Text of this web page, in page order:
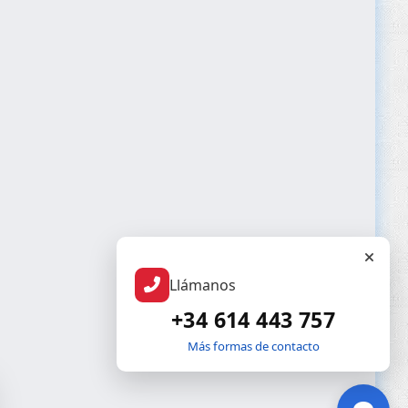
Llámanos
+34 614 443 757
Más formas de contacto